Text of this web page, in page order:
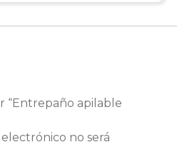
“Entrepaño apilable
no será